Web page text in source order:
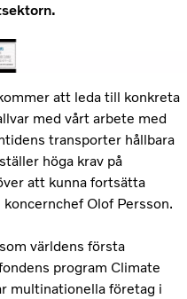
att leda till konkreta
med vårt arbete med
transporter hållbara
höga krav på
att kunna fortsätta
koncernchef Olof Persson.
världens första
program Climate
multinationella företag i